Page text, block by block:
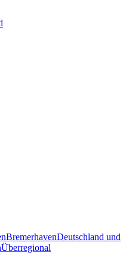
BremerhavenDeutschland und
Überregional